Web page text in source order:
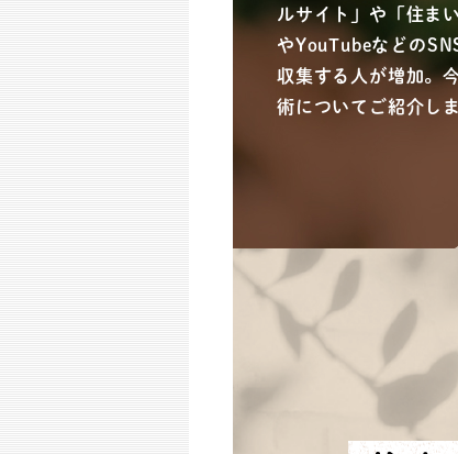
ルサイト」や「住ま
やYouTubeなどの
収集する人が増加。
術についてご紹介しま